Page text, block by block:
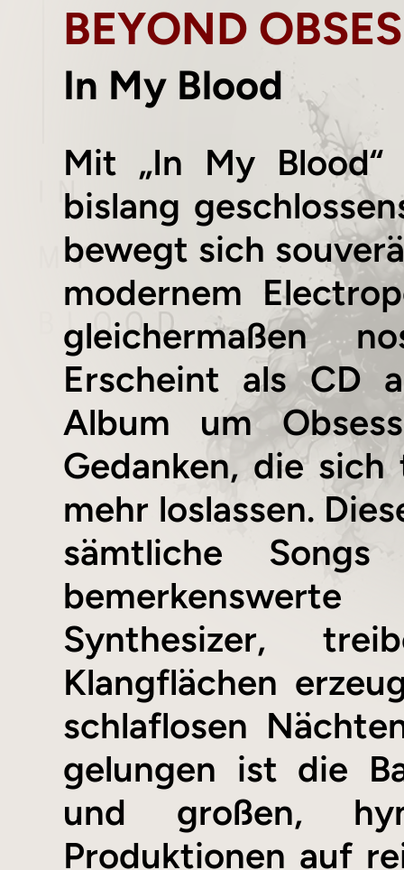
BEYOND
In My Blood
Mit „In My Blood“
bislang
bewegt sich
modernem
gleichermaßen
Erscheint als CD
Album um
Gedanken, die
mehr loslassen.
sämtliche
Synthesizer,
Klangflächen
schlaflosen
gelungen ist die
und großen,
Produktionen auf